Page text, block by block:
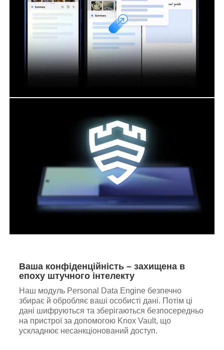
Ваша конфіденційність – захищена в
епоху штучного інтелекту
Наш модуль Personal Data Engine безпечно
збирає й обробляє ваші особисті дані. Потім ці
дані шифруються та зберігаються безпосередньо
на пристрої за допомогою Knox Vault, що
ускладнює несанкціонований доступ.